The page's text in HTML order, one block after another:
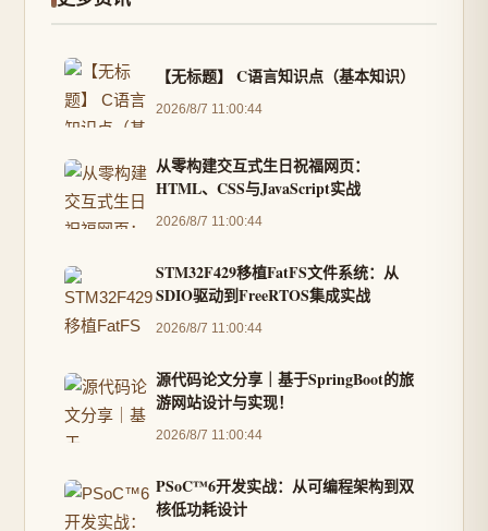
【无标题】 C语言知识点（基本知识）
2026/8/7 11:00:44
从零构建交互式生日祝福网页：
HTML、CSS与JavaScript实战
2026/8/7 11:00:44
STM32F429移植FatFS文件系统：从
SDIO驱动到FreeRTOS集成实战
2026/8/7 11:00:44
源代码论文分享｜基于SpringBoot的旅
游网站设计与实现！
2026/8/7 11:00:44
PSoC™6开发实战：从可编程架构到双
核低功耗设计